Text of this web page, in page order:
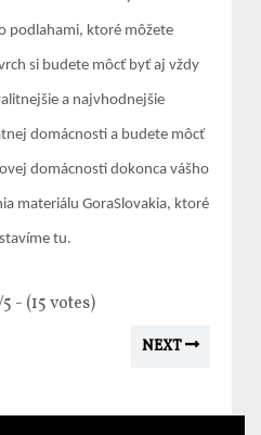
podlahami, ktoré môžete
si budete môcť byť aj vždy
a najvhodnejšie
domácnosti a budete môcť
domácnosti dokonca vášho
materiálu GoraSlovakia, ktoré
tu.
- (15 votes)
NEXT